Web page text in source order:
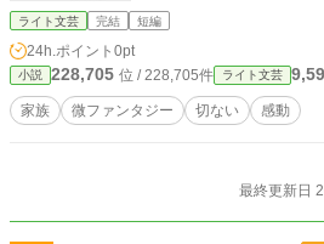
ライト文芸 完結 短編
24h.ポイント 0pt
小説 228,705 位 / 228,705件 ライト文芸
家族 微ファンタジー 切ない 感動
最終更新日